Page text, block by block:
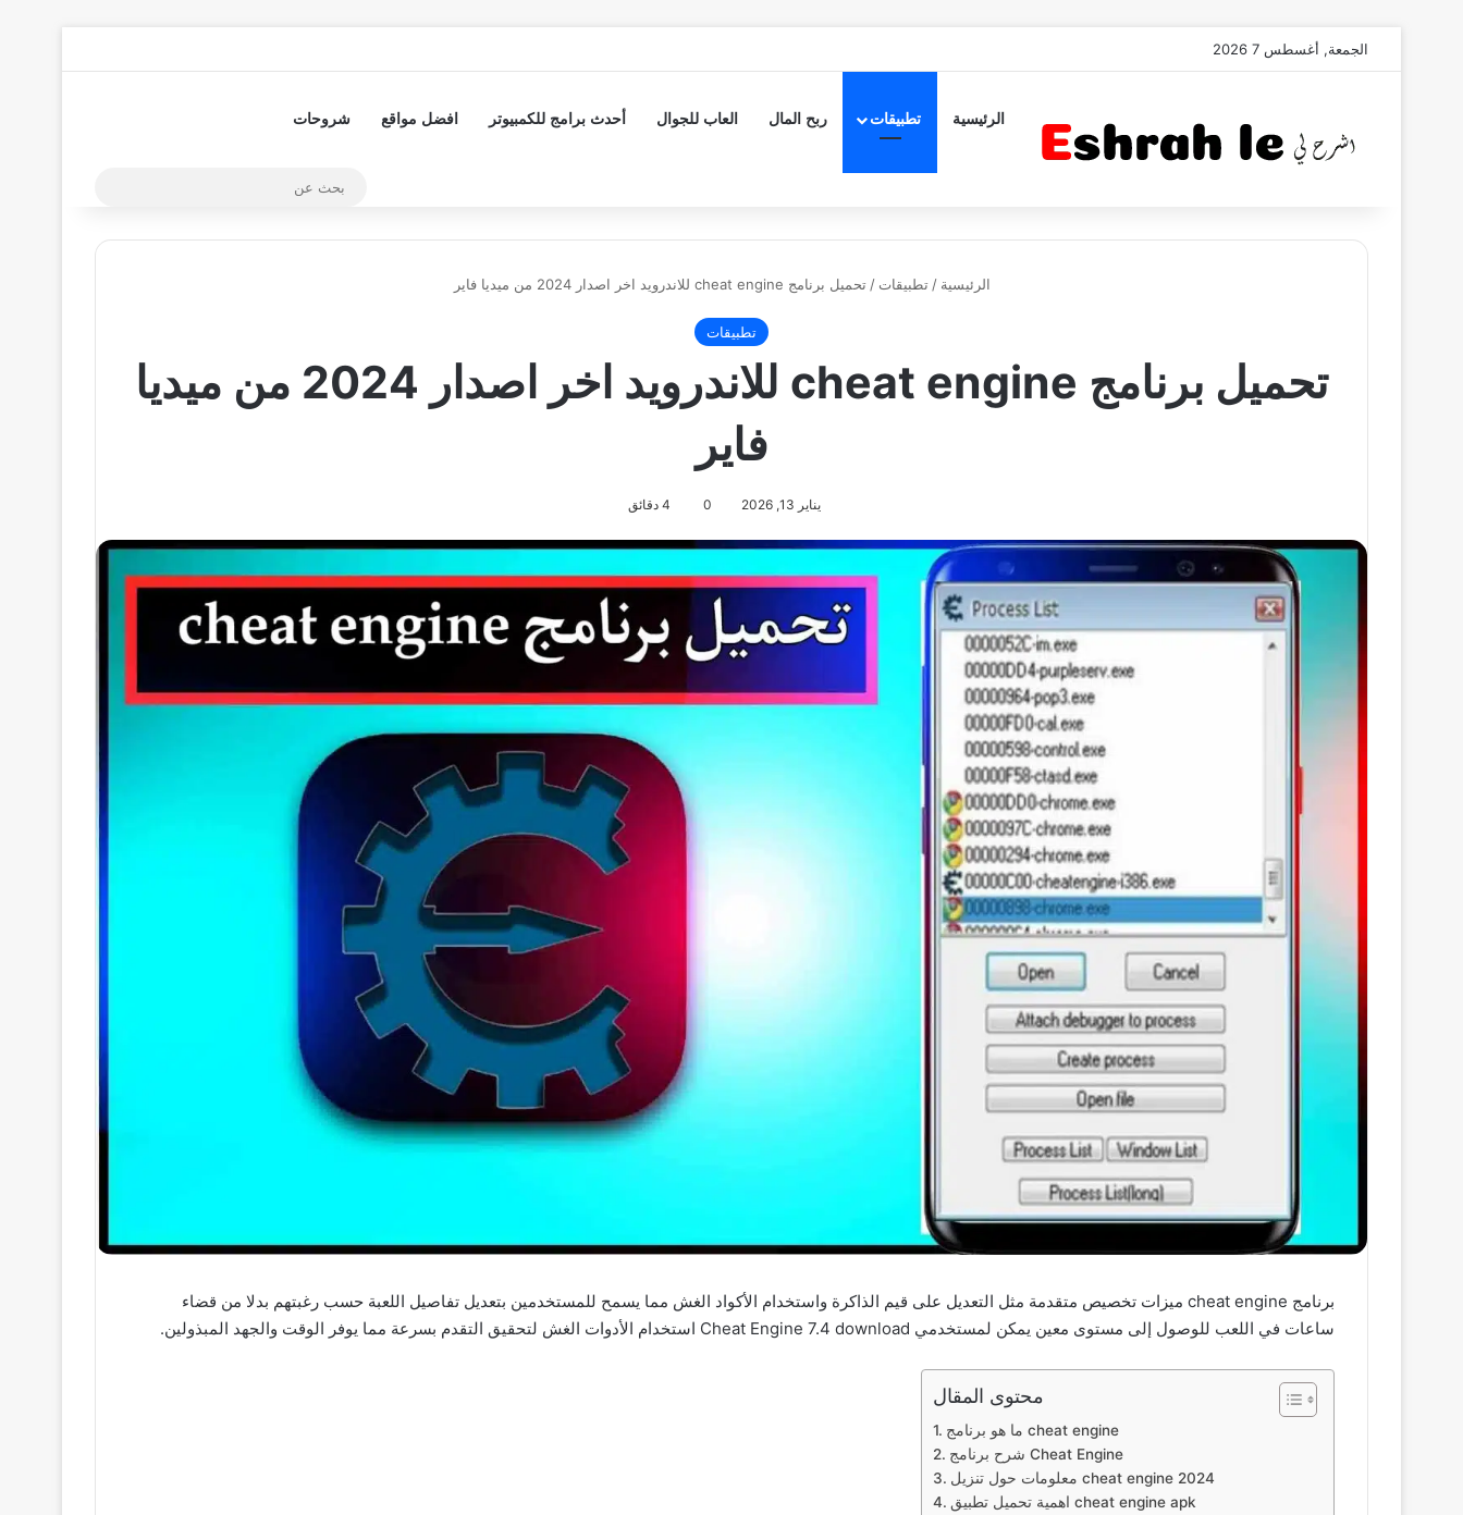
الجمعة, أغسطس 7 2026
الرئيسية تطبيقات ربح المال العاب للجوال أحدث برامج للكمبيوتر افضل مواقع شروحات
الرئيسية / تطبيقات / تحميل برنامج cheat engine للاندرويد اخر اصدار 2024 من ميديا فاير
تطبيقات
تحميل برنامج cheat engine للاندرويد اخر اصدار 2024 من ميديا
فاير
يناير 13, 2026 0
برنامج cheat engine ميزات تخصيص متقدمة مثل التعديل على قيم الذاكرة واستخدام الأكواد الغش مما يسمح للمستخدمين بتعديل تفاصيل اللعبة حسب رغبتهم بدلا من قضاء
ساعات في اللعب للوصول إلى مستوى معين يمكن لمستخدمي Cheat Engine 7.4 download استخدام الأدوات الغش لتحقيق التقدم بسرعة مما يوفر الوقت والجهد المبذولين.
محتوى المقال
ما هو برنامج cheat engine
شرح برنامج Cheat Engine
معلومات حول تنزيل cheat engine 2024
اهمية تحميل تطبيق cheat engine apk